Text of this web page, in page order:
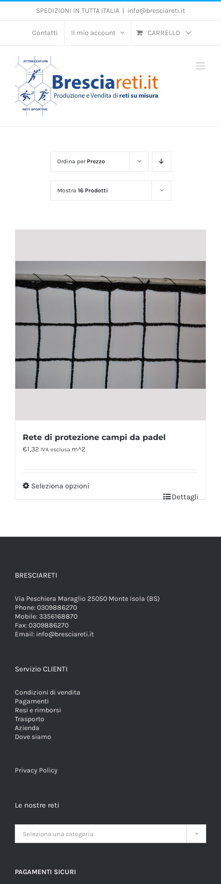
Salta
SPEDIZIONI IN TUTTA ITALIA | info@bresciareti.it
Contatti Il mio account CARRELLO
Ordina per Prezzo
Mostra 16 Prodotti
Rete di protezione campi da padel
€1,32 IVA esclusa m^2
Seleziona opzioni
Dettagli
BRESCIARETI
Via Peschiera Maraglio 25050 Monte Isola (BS)
Phone:0309886270
Mobile:3356168870
Fax:0309886270
Email: info@bresciareti.it
Servizio CLIENTI
Condizioni di vendita
Pagamenti
Resi e rimborsi
Trasporto
Azienda
Dove siamo
Privacy Policy
Le nostre reti
Seleziona una categoria
PAGAMENTI SICURI